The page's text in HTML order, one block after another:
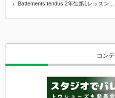
Battements tendus 2年生第1レッスン…
コン